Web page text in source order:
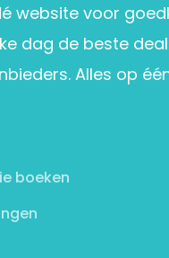
website voor
dag de beste
Alles op
boeken